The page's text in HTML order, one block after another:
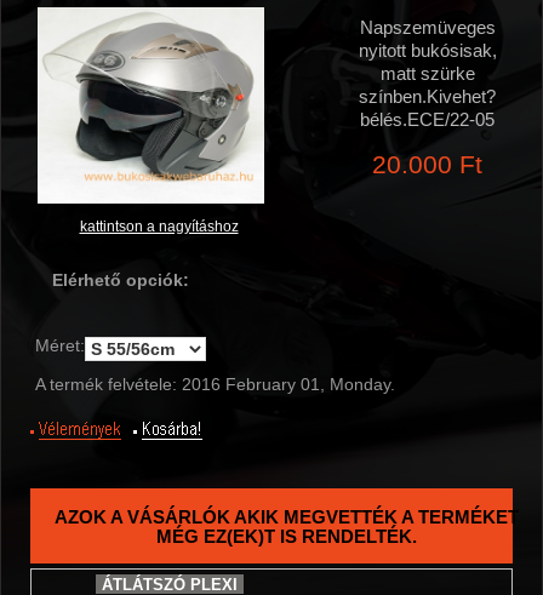
kattintson a nagyításhoz
Napszemüveges
nyitott bukósisak,
matt szürke
színben.Kivehet?
bélés.ECE/22-05
20.000 Ft
Elérhető opciók:
Méret:
A termék felvétele: 2016 February 01, Monday.
AZOK A VÁSÁRLÓK AKIK MEGVETTÉK A TERMÉKET
MÉG EZ(EK)T IS RENDELTÉK.
ÁTLÁTSZÓ PLEXI